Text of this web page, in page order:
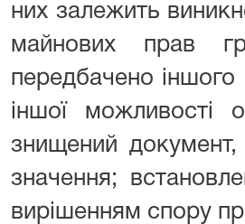
них залежить
майнових прав
передбачено
іншої можливості
знищений
значення;
вирішенням спору